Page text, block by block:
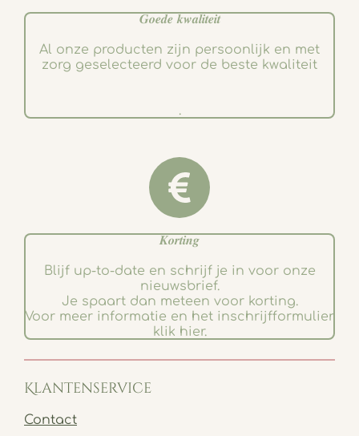
𝑮𝒐𝒆𝒅𝒆 𝒌𝒘𝒂𝒍𝒊𝒕𝒆𝒊𝒕
Al onze producten zijn persoonlijk en met
zorg geselecteerd voor de beste kwaliteit
.
𝑲𝒐𝒓𝒕𝒊𝒏𝒈
Blijf up-to-date en schrijf je in voor onze
nieuwsbrief.
Je spaart dan meteen voor korting.
Voor meer informatie en het inschrijfformulier
klik hier.
Klantenservice
Contact